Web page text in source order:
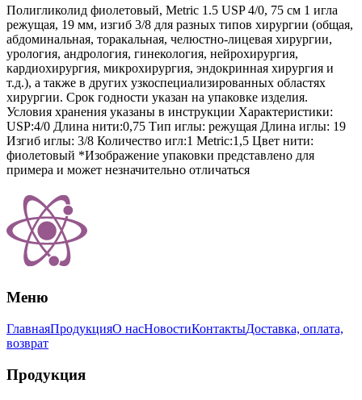
Полигликолид фиолетовый, Metric 1.5 USP 4/0, 75 см 1 игла
режущая, 19 мм, изгиб 3/8 для разных типов хирургии (общая,
абдоминальная, торакальная, челюстно-лицевая хирургии,
урология, андрология, гинекология, нейрохирургия,
кардиохирургия, микрохирургия, эндокринная хирургия и
т.д.), а также в других узкоспециализированных областях
хирургии. Срок годности указан на упаковке изделия.
Условия хранения указаны в инструкции Характеристики:
USP:4/0 Длина нити:0,75 Тип иглы: режущая Длина иглы: 19
Изгиб иглы: 3/8 Количество игл:1 Metric:1,5 Цвет нити:
фиолетовый *Изображение упаковки представлено для
примера и может незначительно отличаться
Меню
ГлавнаяПродукцияО насНовостиКонтактыДоставка, оплата,
возврат
Продукция